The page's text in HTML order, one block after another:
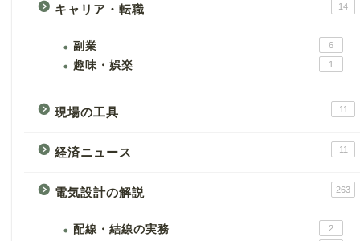
キャリア・転職 14
副業 6
趣味・娯楽 1
現場の工具 11
経済ニュース 11
電気設計の解説 263
配線・結線の実務 2